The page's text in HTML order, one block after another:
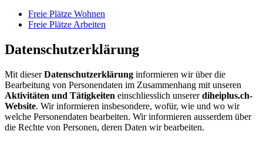
Freie Plätze Wohnen
Freie Plätze Arbeiten
Datenschutzerklärung
Mit dieserDatenschutzerklärung informieren wir über die
Bearbeitung von Personendaten im Zusammenhang mit unseren
Aktivitäten und Tätigkeiten einschliesslich unsererdiheiplus.ch-
Website. Wir informieren insbesondere, wofür, wie und wo wir
welche Personendaten bearbeiten. Wir informieren ausserdem über
die Rechte von Personen, deren Daten wir bearbeiten.